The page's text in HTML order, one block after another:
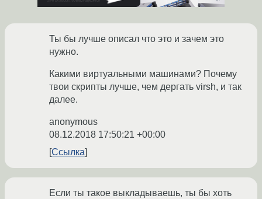
Ты бы лучше описал что это и зачем это
нужно.
Какими виртуальными машинами? Почему
твои скрипты лучше, чем дергать virsh, и так
далее.
anonymous
08.12.2018 17:50:21 +00:00
Ссылка
Если ты такое выкладываешь, ты бы хоть